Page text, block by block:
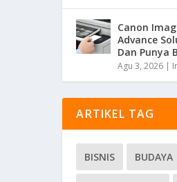
Canon
Advance
Dan Punya
Agu 3, 2026 |
ARTIKEL TAG
BISNIS BUDAYA